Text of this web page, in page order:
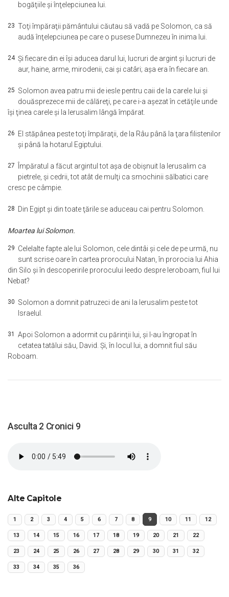
bogăţiile şi înţelepciunea lui.
23 Toţi împăraţii pământului căutau să vadă pe Solomon, ca să
audă înţelepciunea pe care o pusese Dumnezeu în inima lui.
24 Şi fiecare din ei îşi aducea darul lui, lucruri de argint şi lucruri de
aur, haine, arme, mirodenii, cai şi catâri; aşa era în fiecare an.
25 Solomon avea patru mii de iesle pentru caii de la carele lui şi
douăsprezece mii de călăreţi, pe care i-a aşezat în cetăţile unde
îşi ţinea carele şi la Ierusalim lângă împărat.
26 El stăpânea peste toţi împăraţii, de la Râu până la ţara filistenilor
şi până la hotarul Egiptului.
27
Împăratul a făcut argintul tot aşa de obişnuit la Ierusalim ca
pietrele, şi cedrii, tot atât de mulţi ca smochinii sălbatici care
cresc pe câmpie.
28 Din Egipt şi din toate ţările se aduceau cai pentru Solomon.
Moartea lui Solomon.
29 Celelalte fapte ale lui Solomon, cele dintâi şi cele de pe urmă, nu
sunt scrise oare în cartea prorocului Natan, în prorocia lui Ahia
din Silo şi în descoperirile prorocului Ieedo despre Ieroboam, fiul lui
Nebat?
30 Solomon a domnit patruzeci de ani la Ierusalim peste tot
Israelul.
31 Apoi Solomon a adormit cu părinţii lui, şi l-au îngropat în
cetatea tatălui său, David. Şi, în locul lui, a domnit fiul său
Roboam.
Asculta 2 Cronici 9
Alte Capitole
1 2 3 4 5 6 7 8 9 10 11 12
13 14 15 16 17 18 19 20 21 22
23 24 25 26 27 28 29 30 31 32
33 34 35 36